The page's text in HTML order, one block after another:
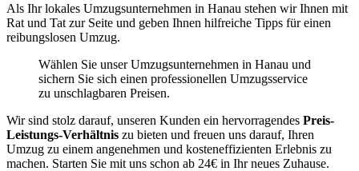
Als Ihr lokales Umzugsunternehmen in Hanau stehen wir Ihnen mit
Rat und Tat zur Seite und geben Ihnen hilfreiche Tipps für einen
reibungslosen Umzug.
Wählen Sie unser Umzugsunternehmen in Hanau und
sichern Sie sich einen professionellen Umzugsservice
zu unschlagbaren Preisen.
Wir sind stolz darauf, unseren Kunden ein hervorragendes Preis-
Leistungs-Verhältnis zu bieten und freuen uns darauf, Ihren
Umzug zu einem angenehmen und kosteneffizienten Erlebnis zu
machen. Starten Sie mit uns schon ab 24€ in Ihr neues Zuhause.